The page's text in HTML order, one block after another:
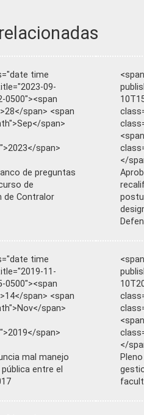
time
09-
0500"><span
span> <span
span>
span>
de preguntas
de
de Contralor
<span
</
time
11-
0500"><span
span> <span
span>
span>
mal manejo
entre el
<span
</